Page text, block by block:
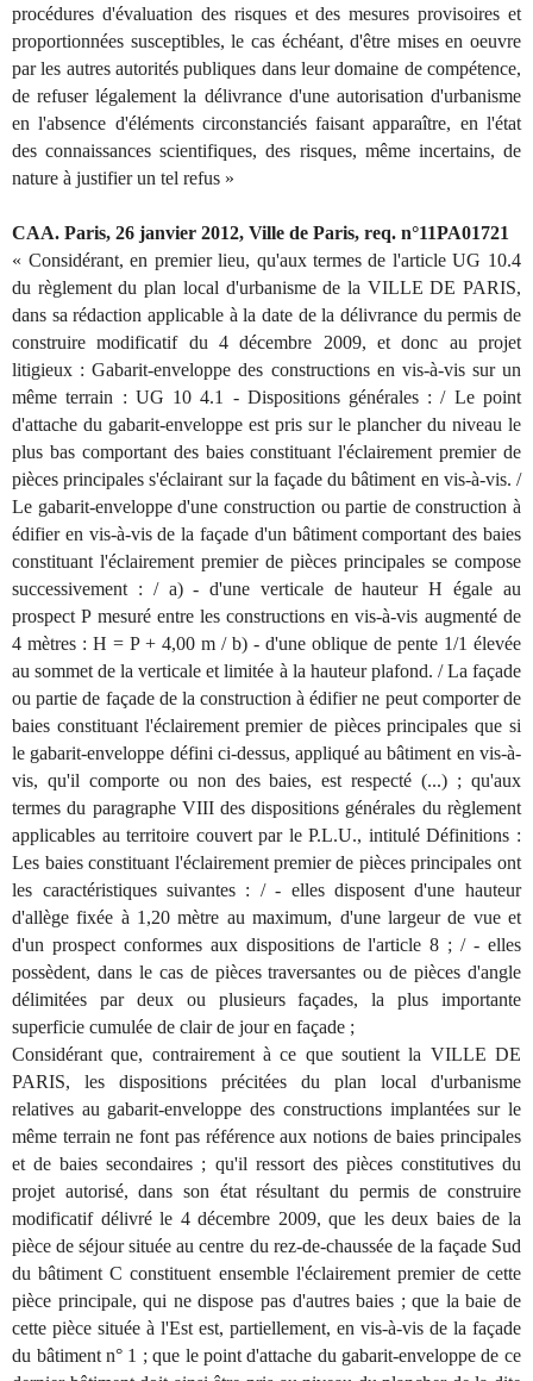
procédures d'évaluation des risques et des mesures provisoires et
proportionnées susceptibles, le cas échéant, d'être mises en oeuvre
par les autres autorités publiques dans leur domaine de compétence,
de refuser légalement la délivrance d'une autorisation d'urbanisme
en l'absence d'éléments circonstanciés faisant apparaître, en l'état
des connaissances scientifiques, des risques, même incertains, de
nature à justifier un tel refus »
CAA. Paris, 26 janvier 2012, Ville de Paris, req. n°11PA01721
« Considérant, en premier lieu, qu'aux termes de l'article UG 10.4
du règlement du plan local d'urbanisme de la VILLE DE PARIS,
dans sa rédaction applicable à la date de la délivrance du permis de
construire modificatif du 4 décembre 2009, et donc au projet
litigieux : Gabarit-enveloppe des constructions en vis-à-vis sur un
même terrain : UG 10 4.1 - Dispositions générales : / Le point
d'attache du gabarit-enveloppe est pris sur le plancher du niveau le
plus bas comportant des baies constituant l'éclairement premier de
pièces principales s'éclairant sur la façade du bâtiment en vis-à-vis. /
Le gabarit-enveloppe d'une construction ou partie de construction à
édifier en vis-à-vis de la façade d'un bâtiment comportant des baies
constituant l'éclairement premier de pièces principales se compose
successivement : / a) - d'une verticale de hauteur H égale au
prospect P mesuré entre les constructions en vis-à-vis augmenté de
4 mètres : H = P + 4,00 m / b) - d'une oblique de pente 1/1 élevée
au sommet de la verticale et limitée à la hauteur plafond. / La façade
ou partie de façade de la construction à édifier ne peut comporter de
baies constituant l'éclairement premier de pièces principales que si
le gabarit-enveloppe défini ci-dessus, appliqué au bâtiment en vis-à-
vis, qu'il comporte ou non des baies, est respecté (...) ; qu'aux
termes du paragraphe VIII des dispositions générales du règlement
applicables au territoire couvert par le P.L.U., intitulé Définitions :
Les baies constituant l'éclairement premier de pièces principales ont
les caractéristiques suivantes : / - elles disposent d'une hauteur
d'allège fixée à 1,20 mètre au maximum, d'une largeur de vue et
d'un prospect conformes aux dispositions de l'article 8 ; / - elles
possèdent, dans le cas de pièces traversantes ou de pièces d'angle
délimitées par deux ou plusieurs façades, la plus importante
superficie cumulée de clair de jour en façade ;
Considérant que, contrairement à ce que soutient la VILLE DE
PARIS, les dispositions précitées du plan local d'urbanisme
relatives au gabarit-enveloppe des constructions implantées sur le
même terrain ne font pas référence aux notions de baies principales
et de baies secondaires ; qu'il ressort des pièces constitutives du
projet autorisé, dans son état résultant du permis de construire
modificatif délivré le 4 décembre 2009, que les deux baies de la
pièce de séjour située au centre du rez-de-chaussée de la façade Sud
du bâtiment C constituent ensemble l'éclairement premier de cette
pièce principale, qui ne dispose pas d'autres baies ; que la baie de
cette pièce située à l'Est est, partiellement, en vis-à-vis de la façade
du bâtiment n° 1 ; que le point d'attache du gabarit-enveloppe de ce